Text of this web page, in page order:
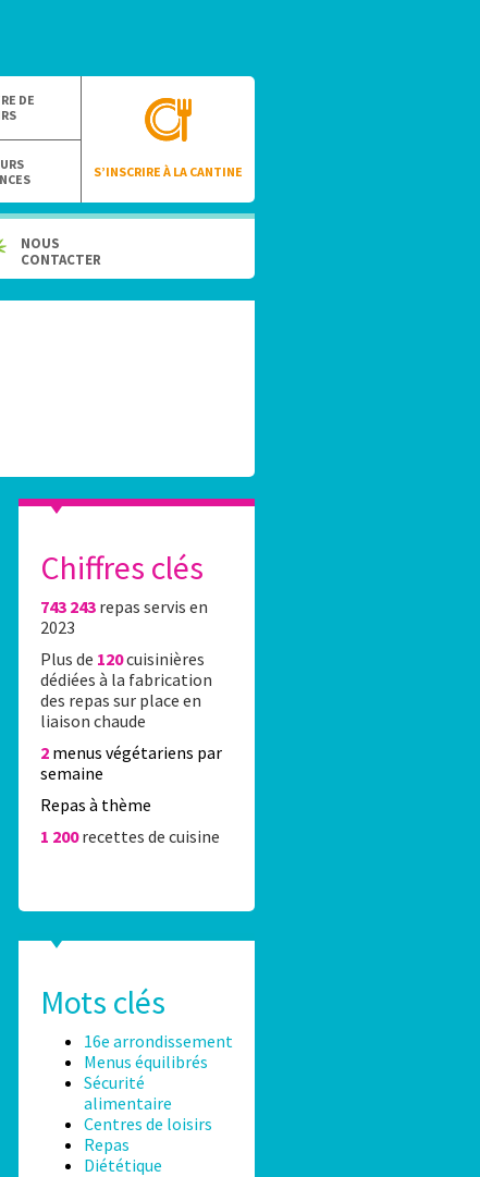
DE
S’INSCRIRE À LA CANTINE
NOUS
CONTACTER
élèves du 16e réalisent l’affiche Stade
élèves du 16e ont été accueillis Lundi 8 juin 2026 au stade Jean-
au concours de dessin organisé par la Caisse des
avec le Stade Français Paris.
Chiffres clés
743 243 repas servis en
2023
Plus de 120cuisinières
dédiées à la fabrication
des repas sur place en
liaison chaude
2menus végétariens par
semaine
Repas à thème
1 200recettes de cuisine
Mots clés
16e arrondissement
Menus équilibrés
Sécurité
alimentaire
Centres de loisirs
Repas
Diététique